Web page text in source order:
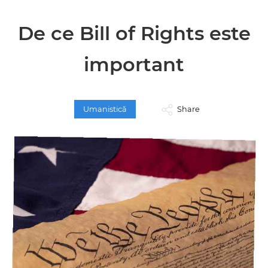
De ce Bill of Rights este
important
Umanistică Share